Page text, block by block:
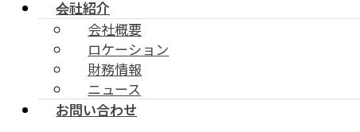
会社紹介
会社概要
ロケーション
財務情報
ニュース
お問い合わせ